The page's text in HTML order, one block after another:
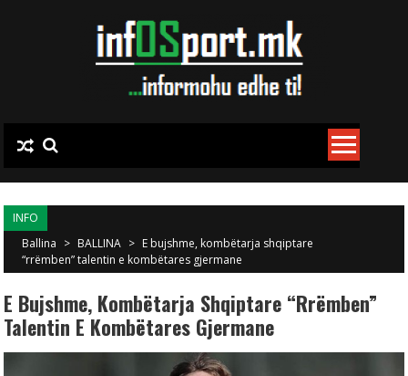
INFO
Ballina > BALLINA > E bujshme, kombëtarja shqiptare
“rrëmben” talentin e kombëtares gjermane
E Bujshme, Kombëtarja Shqiptare “rrëmben”
Talentin E Kombëtares Gjermane